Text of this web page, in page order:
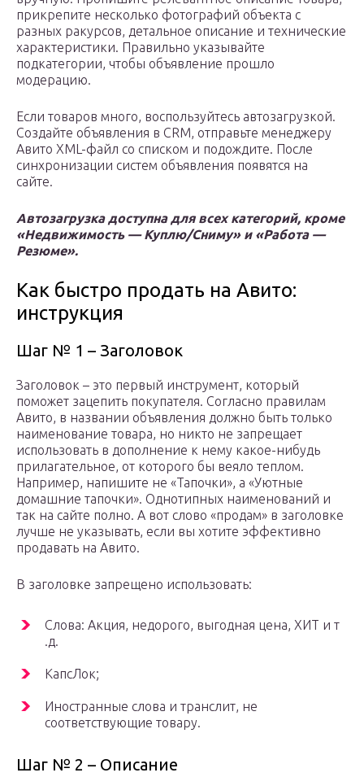
прикрепите несколько фотографий объекта с
разных ракурсов, детальное описание и технические
характеристики. Правильно указывайте
подкатегории, чтобы объявление прошло
модерацию.
Если товаров много, воспользуйтесь автозагрузкой.
Создайте объявления в CRM, отправьте менеджеру
Авито XML-файл со списком и подождите. После
синхронизации систем объявления появятся на
сайте.
Автозагрузка доступна для всех категорий, кроме
«Недвижимость — Куплю/Сниму» и «Работа —
Резюме».
Как быстро продать на Авито:
инструкция
Шаг № 1 – Заголовок
Заголовок – это первый инструмент, который
поможет зацепить покупателя. Согласно правилам
Авито, в названии объявления должно быть только
наименование товара, но никто не запрещает
использовать в дополнение к нему какое-нибудь
прилагательное, от которого бы веяло теплом.
Например, напишите не «Тапочки», а «Уютные
домашние тапочки». Однотипных наименований и
так на сайте полно. А вот слово «продам» в заголовке
лучше не указывать, если вы хотите эффективно
продавать на Авито.
В заголовке запрещено использовать:
Слова: Акция, недорого, выгодная цена, ХИТ и т
.д.
КапсЛок;
Иностранные слова и транслит, не
соответствующие товару.
Шаг № 2 – Описание